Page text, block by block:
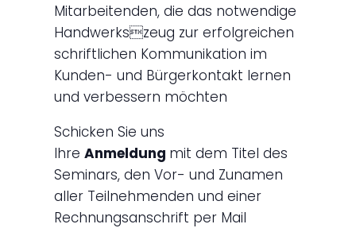
Mitarbeitenden, die das notwendige
Handwerkszeug zur erfolgreichen
schriftlichen Kommunikation im
Kunden- und Bürgerkontakt lernen
und verbessern möchten
Schicken Sie uns
Ihre Anmeldung mit dem Titel des
Seminars, den Vor- und Zunamen
aller Teilnehmenden und einer
Rechnungsanschrift per Mail